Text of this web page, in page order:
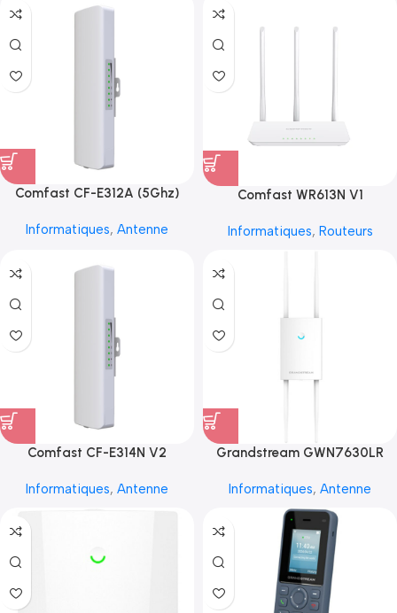
Comfast CF-E312A (5Ghz)
Informatiques, Antenne
Comfast WR613N V1
Informatiques, Routeurs
Comfast CF-E314N V2
Informatiques, Antenne
Grandstream GWN7630LR
Informatiques, Antenne